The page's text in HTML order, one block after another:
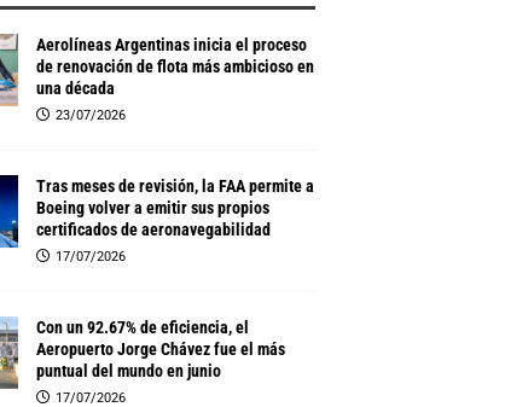
Aerolíneas Argentinas inicia el proceso
de renovación de flota más ambicioso en
una década
23/07/2026
Tras meses de revisión, la FAA permite a
Boeing volver a emitir sus propios
certificados de aeronavegabilidad
17/07/2026
Con un 92.67% de eficiencia, el
Aeropuerto Jorge Chávez fue el más
puntual del mundo en junio
17/07/2026